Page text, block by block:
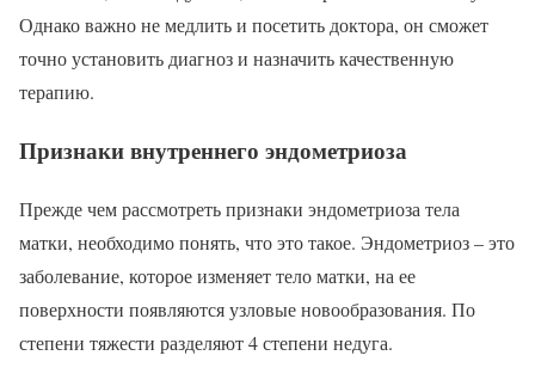
Однако важно не медлить и посетить доктора, он сможет
точно установить диагноз и назначить качественную
терапию.
Признаки внутреннего эндометриоза
Прежде чем рассмотреть признаки эндометриоза тела
матки, необходимо понять, что это такое. Эндометриоз – это
заболевание, которое изменяет тело матки, на ее
поверхности появляются узловые новообразования. По
степени тяжести разделяют 4 степени недуга.